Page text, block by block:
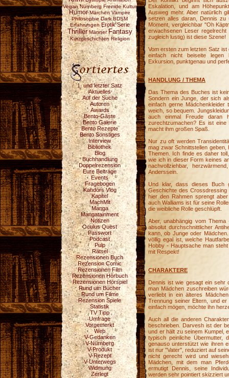
Vegan Nürnberg Fremde Kultur
Humor Märchen Vampire
Philosophie Dark BDSM
Erfahrungen Erotik Serie
Thriller Männer Fantasy
Kurzgeschichten Religion
1. und letzter Satz
Aktuelles
Auf der Suche
Autoren
Awards
Bento-Gäste
Bento Galerie
Bento Rezepte
Bento Sonstiges
Interview
Bibliothek
Blog
Buchhandlung
Doppelrezension
Eure Beiträge
Events
Fragebogen
Kahdors Vlog
Kapitel
MachMit
Manga
Mangatainment
Notizen
Oculus Quest
Passwort
Podcast
Pulp
Rätsel
Rezensionen Buch
Rezension Comic
Rezensionen Film
Rezensionen Hörbuch
Rezensionen Hörspiel
Rund um Bücher
Rund um Filme
Rezension Spiele
Statistik
TV Tipp
Umfrage
Vorgemerkt
Web
V-Gedanken
V-Nürnberg
V-Produkt
V-Rezept
V-Unterwegs
Widmung
Zerlegt
Eskalation, und am
Ausweg mehr. Aber natürlich
setzen alles daran, Dennis zu
Moment, vergleichbar "Oh
erwachsenen Leser
zugleich lustig) ist diese Szene!
Vom ersten zum letzten Satz
einfach nicht beiseite legen
Exkursion, punktgenau und
HANDLUNG / THEMA
Das Thema des Buches ist
Sondern ein Junge, der sich
einfach gerne
weich, so bequem.
auch einmal Freude daran
zurechtzumachen? Es ist
macht ihm großen Spaß.
Nur zu oft werden
mag zwar Schnittstellen
Themen. Ich finde es daher
wie ich in dieser Form keines
nachvollziehbar,
Anderssein.
Und klar, dass dieses Buch
Geschichte des
hier den Rahmen sprengt
auch Walliams ist für seine
die weibliche Rolle geschlüpft.
Aber, unabhängig vom
absolut durchschnittlicher
kann, ob Junge oder
völlig egal ist, welche
Hobby - Hauptsache man
mit Respekt!
CHARAKTERE
Dennis ist wie gesagt ein sehr
man Mädchen zuschreiben
verliebt in ein älteres
Trennung seiner Eltern, und
einfach mögen, möchte ihn
Auch all die anderen
beschrieben. Darvesh ist der
und er hält zu seinem Kumpel,
typisch peinliche Übermutter,
genauso unterstützt wie ihren
ist nur "Vater", reduziert auf
nicht gerecht wird und
Mädchen, mit dem man
ermutigt Dennis, seine
werden sehr pointiert skizziert